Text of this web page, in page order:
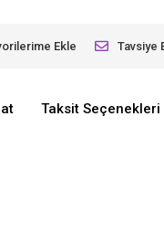
Ekle Tavsiye
Taksit Seçenekleri